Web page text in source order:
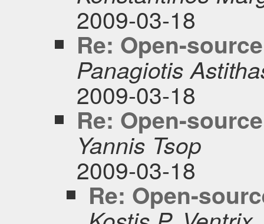
2009-03-18
Re: Open-
Panagiotis
2009-03-18
Re: Open-
Yannis Tsop
2009-03-18
Re: Open-